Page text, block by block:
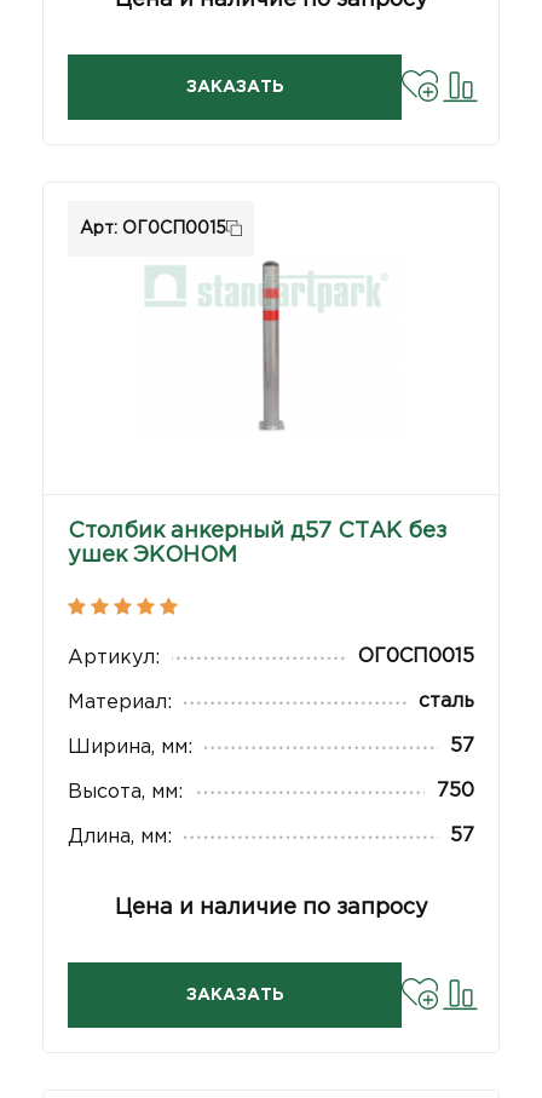
ЗАКАЗАТЬ
Арт: ОГ0СП0015
Столбик анкерный д57 СТАК без
ушек ЭКОНОМ
Артикул: ОГ0СП0015
Материал: сталь
Ширина, мм: 57
Высота, мм: 750
Длина, мм: 57
Цена и наличие по запросу
ЗАКАЗАТЬ